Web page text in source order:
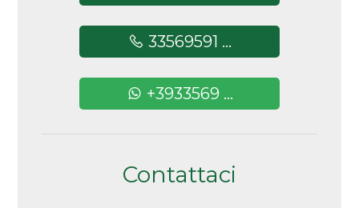
33569591 ...
+3933569 ...
Contattaci